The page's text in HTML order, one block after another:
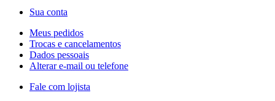
Sua conta
Meus pedidos
Trocas e cancelamentos
Dados pessoais
Alterar e-mail ou telefone
Fale com lojista